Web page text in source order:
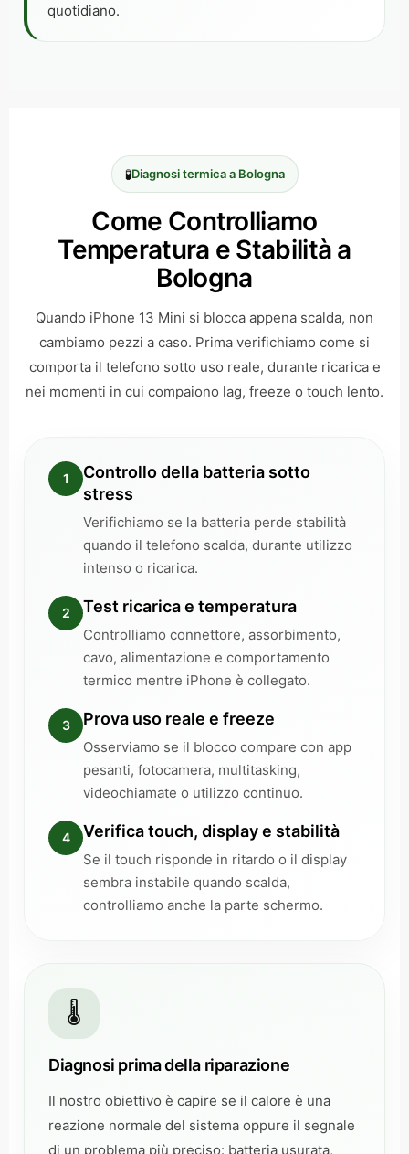
quotidiano.
🧪Diagnosi termica a Bologna
Come Controlliamo
Temperatura e Stabilità a
Bologna
Quando iPhone 13 Mini si blocca appena scalda, non
cambiamo pezzi a caso. Prima verifichiamo come si
comporta il telefono sotto uso reale, durante ricarica e
nei momenti in cui compaiono lag, freeze o touch lento.
1
Controllo della batteria sotto
stress
Verifichiamo se la batteria perde stabilità
quando il telefono scalda, durante utilizzo
intenso o ricarica.
2 Test ricarica e temperatura
Controlliamo connettore, assorbimento,
cavo, alimentazione e comportamento
termico mentre iPhone è collegato.
3 Prova uso reale e freeze
Osserviamo se il blocco compare con app
pesanti, fotocamera, multitasking,
videochiamate o utilizzo continuo.
4 Verifica touch, display e stabilità
Se il touch risponde in ritardo o il display
sembra instabile quando scalda,
controlliamo anche la parte schermo.
🌡️
Diagnosi prima della riparazione
Il nostro obiettivo è capire se il calore è una
reazione normale del sistema oppure il segnale
di un problema più preciso: batteria usurata,